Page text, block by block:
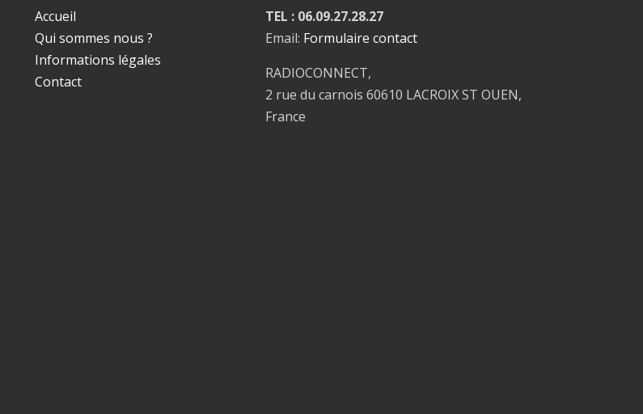
Accueil
Qui sommes nous ?
Informations légales
Contact
TEL : 06.09.27.28.27
Email: Formulaire contact
RADIOCONNECT,
2 rue du carnois 60610 LACROIX ST OUEN,
France